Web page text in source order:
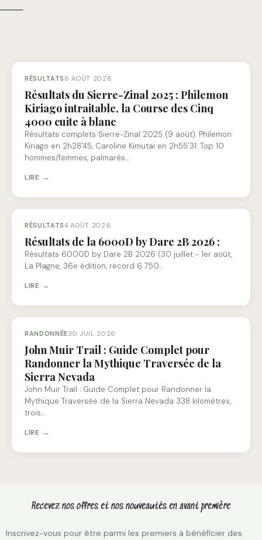
RÉSULTATS 6 AOÛT 2026
Résultats du Sierre-Zinal 2025 : Philemon
Kiriago intraitable, la Course des Cinq
4000 cuite à blanc
Résultats complets Sierre-Zinal 2025 (9 août). Philemon
Kiriago en 2h28'45, Caroline Kimutai en 2h55'31. Top 10
hommes/femmes, palmarès…
LIRE →
RÉSULTATS4 AOÛT 2026
Résultats de la 6000D by Dare 2B 2026 :
Résultats 6000D by Dare 2B 2026 (30 juillet - 1er août,
La Plagne, 36e édition, record 6 750…
LIRE →
RANDONNÉE30 JUIL 2026
John Muir Trail : Guide Complet pour
Randonner la Mythique Traversée de la
Sierra Nevada
John Muir Trail : Guide Complet pour Randonner la
Mythique Traversée de la Sierra Nevada 338 kilomètres,
trois…
LIRE →
Recevez nos offres et nos nouveautés en avant première
Inscrivez-vous pour être parmi les premiers à bénéficier des